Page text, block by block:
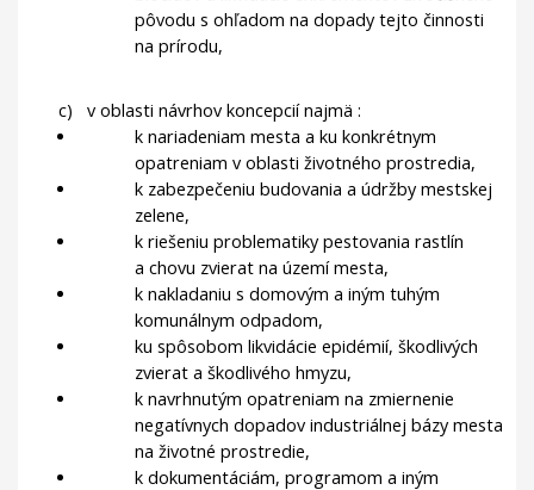
pôvodu s ohľadom na dopady tejto činnosti
na prírodu,
c)
v oblasti návrhov koncepcií najmä :
k nariadeniam mesta a ku konkrétnym
opatreniam v oblasti životného prostredia,
k zabezpečeniu budovania a údržby mestskej
zelene,
k riešeniu problematiky pestovania rastlín
a chovu zvierat na území mesta,
k nakladaniu s domovým a iným tuhým
komunálnym odpadom,
ku spôsobom likvidácie epidémií, škodlivých
zvierat a škodlivého hmyzu,
k navrhnutým opatreniam na zmiernenie
negatívnych dopadov industriálnej bázy mesta
na životné prostredie,
k dokumentáciám, programom a iným